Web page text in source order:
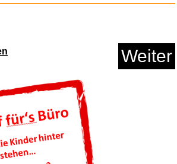
Essentials Unisex
Kinde...
Weiter